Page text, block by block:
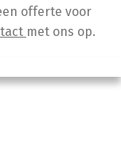
offerte voor
met ons op.